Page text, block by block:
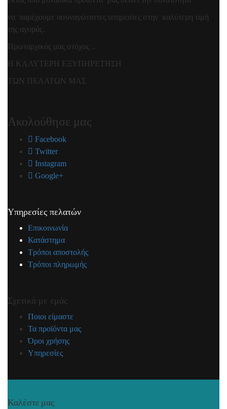
να παρέχουμε ασυναγώνιστες υπηρεσίες στην καλύτερη τιμή
της αγοράς.
Πρωταρχικός μας στόχος ..
Η ΚΑΛΥΤΕΡΗ ΕΞΥΠΗΡΕΤΗΣΗ
ΤΩΝ ΠΕΛΑΤΩΝ ΜΑΣ
Ακολούθησε μας
Facebook
Twitter
Instagram
Google+
Υπηρεσίες πελατών
Επικοινωνία
Κατάστημα
Τρόποι αποστολής
Τρόποι πληρωμής
Σχετικά με εμάς
Ποιοι είμαστε
Τα προϊόντα μας
Όροι χρήσης
Υπηρεσίες
Καλέστε μας